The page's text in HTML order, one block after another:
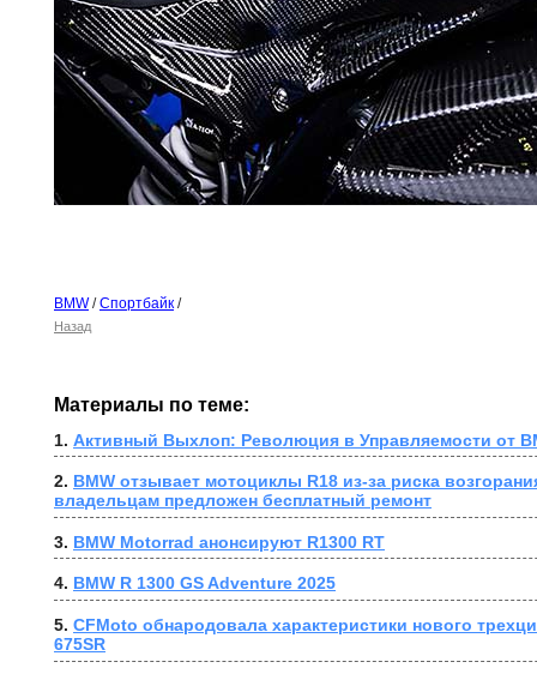
BMW/Спортбайк /
Назад
Материалы по теме:
1. Активный Выхлоп: Революция в Управляемости от
2. BMW отзывает мотоциклы R18 из-за риска
владельцам предложен бесплатный ремонт
3. BMW Motorrad анонсируют R1300 RT
4. BMW R 1300 GS Adventure 2025
5. CFMoto обнародовала характеристики нового
675SR